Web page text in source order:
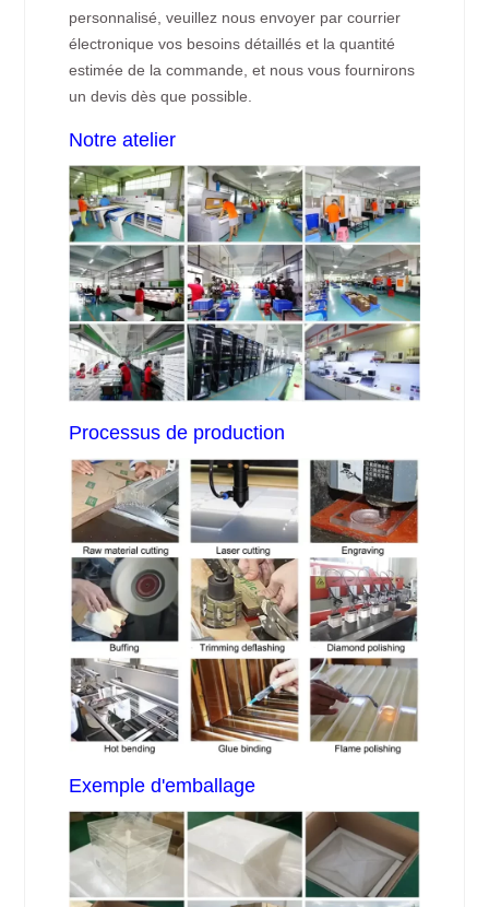
personnalisé, veuillez nous envoyer par courrier
électronique vos besoins détaillés et la quantité
estimée de la commande, et nous vous fournirons
un devis dès que possible.
Notre atelier
Processus de production
Exemple d'emballage